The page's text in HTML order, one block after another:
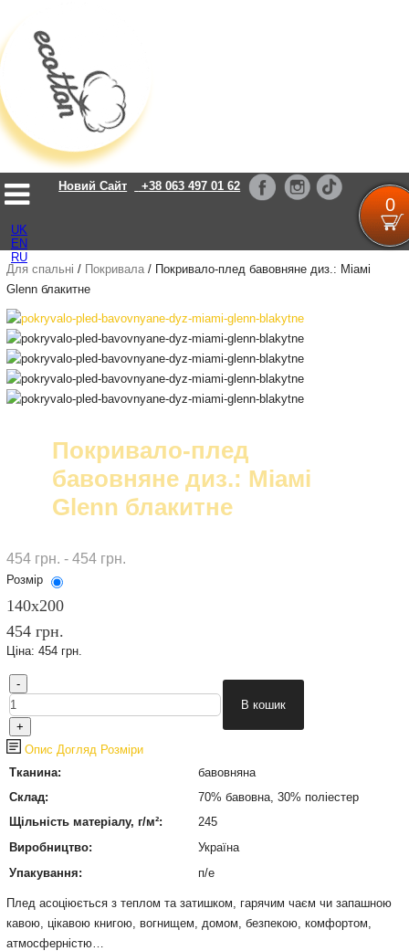
Новий Сайт +38 063 497 01 62
0
UK
EN
RU
Для спальні / Покривала/ Покривало-плед бавовняне диз.: Міамі
Glenn блакитне
Покривало-плед
бавовняне диз.: Міамі
Glenn блакитне
454 грн. - 454 грн.
Розмір
140х200
454 грн.
Ціна: 454 грн.
Опис Догляд Розміри
Тканина:
бавовняна
Склад:
70% бавовна, 30% поліестер
Щільність матеріалу, г/м²:
245
Виробництво:
Україна
Упакування:
п/е
Плед асоціюється з теплом та затишком, гарячим чаєм чи запашною
кавою, цікавою книгою, вогнищем, домом, безпекою, комфортом,
атмосферністю…